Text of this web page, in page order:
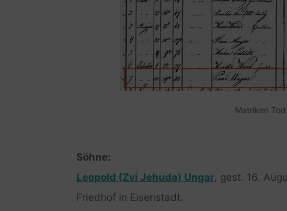
Matriken
Söhne:
Leopold (Zvi Jehuda) Ungar, gest. 16.
Friedhof in Eisenstadt.